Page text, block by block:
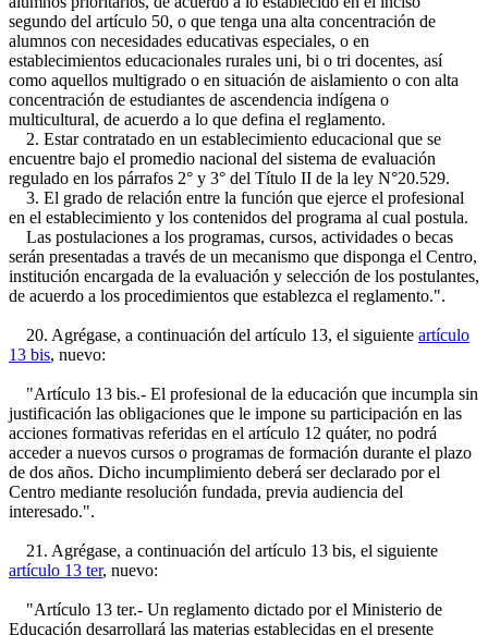
segundo del artículo 50, o que tenga una alta concentración de
alumnos con necesidades educativas especiales, o en
establecimientos educacionales rurales uni, bi o tri docentes, así
como aquellos multigrado o en situación de aislamiento o con alta
concentración de estudiantes de ascendencia indígena o
multicultural, de acuerdo a lo que defina el reglamento.
2. Estar contratado en un establecimiento educacional que se
encuentre bajo el promedio nacional del sistema de evaluación
regulado en los párrafos 2° y 3° del Título II de la ley N°20.529.
3. El grado de relación entre la función que ejerce el profesional
en el establecimiento y los contenidos del programa al cual postula.
Las postulaciones a los programas, cursos, actividades o becas
serán presentadas a través de un mecanismo que disponga el Centro,
institución encargada de la evaluación y selección de los postulantes,
de acuerdo a los procedimientos que establezca el reglamento.".
20. Agrégase, a continuación del artículo 13, el siguiente artículo
13 bis, nuevo:
"Artículo 13 bis.- El profesional de la educación que incumpla sin
justificación las obligaciones que le impone su participación en las
acciones formativas referidas en el artículo 12 quáter, no podrá
acceder a nuevos cursos o programas de formación durante el plazo
de dos años. Dicho incumplimiento deberá ser declarado por el
Centro mediante resolución fundada, previa audiencia del
interesado.".
21. Agrégase, a continuación del artículo 13 bis, el siguiente
artículo 13 ter, nuevo:
"Artículo 13 ter.- Un reglamento dictado por el Ministerio de
Educación desarrollará las materias establecidas en el presente